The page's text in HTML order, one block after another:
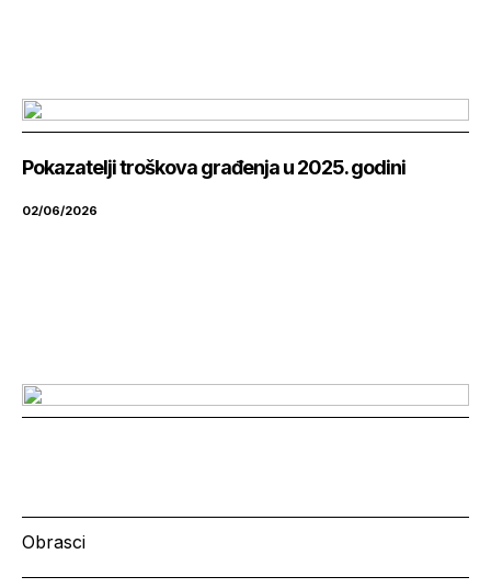
Pokazatelji troškova građenja u 2025. godini
02/06/2026
Obrasci